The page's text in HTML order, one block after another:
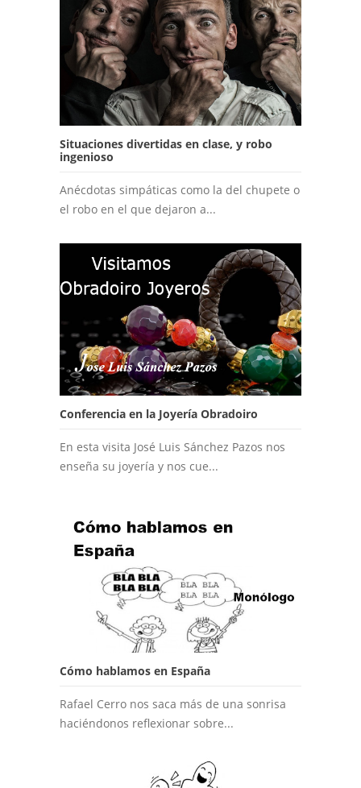
Situaciones divertidas en clase, y robo
ingenioso
Anécdotas simpáticas como la del chupete o
el robo en el que dejaron a...
Conferencia en la Joyería Obradoiro
En esta visita José Luis Sánchez Pazos nos
enseña su joyería y nos cue...
Cómo hablamos en España
Rafael Cerro nos saca más de una sonrisa
haciéndonos reflexionar sobre...